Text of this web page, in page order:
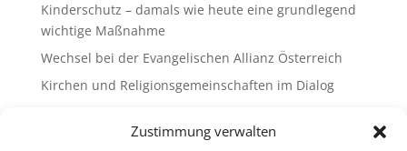
Zustimmung verwalten
Kinderschutz – damals wie heute eine grundlegend
wichtige Maßnahme
Wechsel bei der Evangelischen Allianz Österreich
Kirchen und Religionsgemeinschaften im Dialog
Schulen & Kindergärten in Österreich